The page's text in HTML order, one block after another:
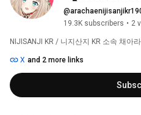
19.3K subscribers • 2
NIJISANJI KR / 니지산지 KR 소속 채아
X and 2 more links